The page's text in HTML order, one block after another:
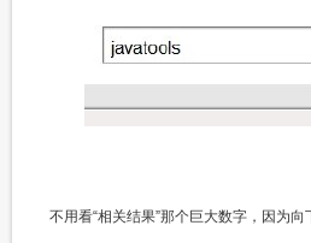
不用看“相关结果”那个巨大数字，因为